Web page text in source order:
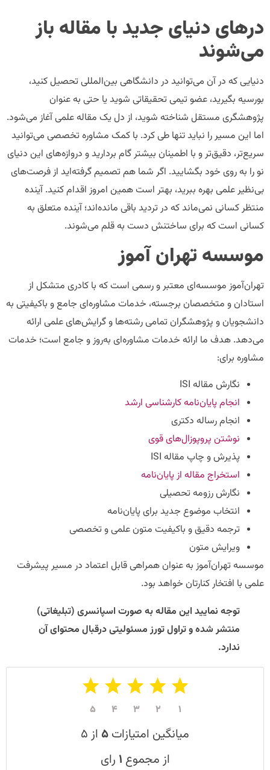
درهای دنیای جدید با مقاله باز
می‌شوند
دنیایی که در آن می‌توانید در دانشگاهی بین‌المللی تحصیل کنید،
بورسیه بگیرید، عضو تیمی تحقیقاتی شوید یا حتی به عنوان
پژوهشگری مستقل شناخته شوید، از دل یک مقاله علمی آغاز می‌شود.
اما این مسیر را نباید تنها طی کرد. با کمک مشاوره تخصصی می‌توانید
سریع‌تر، دقیق‌تر و با اطمینان بیشتر گام بردارید و دروازه‌های این دنیای
نو را به روی خود بگشایید. اگر شما هم تصمیم گرفته‌اید از فرصت‌های
بی‌نظیر علمی بهره ببرید، بهتر است همین امروز اقدام کنید. آینده
منتظر کسانی نمی‌ماند که در تردید باقی مانده‌اند؛ آینده متعلق به
کسانی است که برای ساختنش دست به قلم می‌شوند.
موسسه تهران آموز
تهران‌آموز موسسه‌ای معتبر و رسمی است که با کادری متشکل از
استادان و متخصصان برجسته، خدمات مشاوره‌ای جامع و باکیفیتی به
دانشجویان و پژوهشگران تمامی رشته‌ها و گرایش‌های علمی ارائه
می‌دهد. هدف ما ارائه خدمات مشاوره‌ای به‌روز و جامع است؛ خدمات
مشاوره برای:
نگارش مقاله ISI
انجام پایان‌نامه کارشناسی ارشد
انجام رساله دکتری
نوشتن پروپوزال‌های قوی
پذیرش و چاپ مقاله ISI
استخراج مقاله از پایان‌نامه
نگارش رزومه تحصیلی
انتخاب موضوع جدید برای پایان‌نامه
ترجمه دقیق و باکیفیت متون علمی و تخصصی
ویرایش متون
موسسه تهران‌آموز به عنوان همراهی قابل اعتماد در مسیر پیشرفت
علمی با افتخار کنارتان خواهد بود.
توجه نمایید این مقاله به صورت اسپانسری (تبلیغاتی)
منتشر شده و تراول تورز مسئولیتی درقبال محتوای آن
ندارد.​
۱ ۲ ۳ ۴ ۵
میانگین امتیازات۵از ۵
از مجموع ۱رای